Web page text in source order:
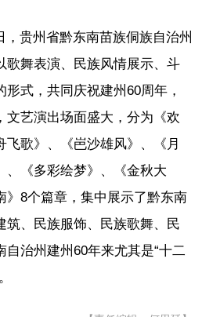
贵州省黔东南苗族侗族自治州
歌舞表演、民族风情展示、斗
式，共同庆祝建州60周年，
文艺演出场面盛大，分为《欢
歌》、《岜沙雄风》、《月
、《多彩绘梦》、《金秋大
》8个篇章，集中展示了黔东南
筑、民族服饰、民族歌舞、民
治州建州60年来尤其是“十二